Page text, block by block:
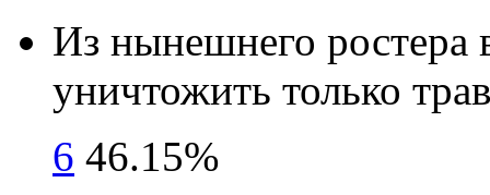
Из нынешнего ростера
уничтожить только
6 46.15%